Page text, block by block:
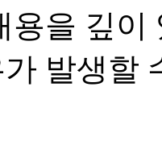
용을 깊이
발생할